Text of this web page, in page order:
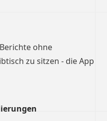
ohne
zu sitzen - die App